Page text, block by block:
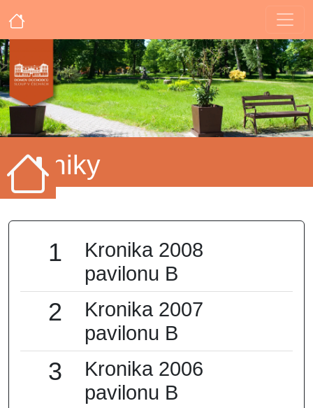
Kroniky
1
Kronika 2008
pavilonu B
2
Kronika 2007
pavilonu B
3
Kronika 2006
pavilonu B